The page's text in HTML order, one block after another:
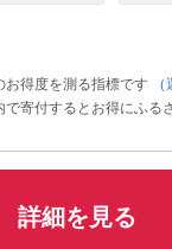
得度を測る指標です
寄付するとお得にふる
詳細を見る